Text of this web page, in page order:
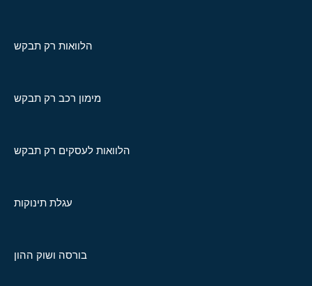
הלוואות רק תבקש
מימון רכב רק תבקש
הלוואות לעסקים רק תבקש
עגלת תינוקות
בורסה ושוק ההון